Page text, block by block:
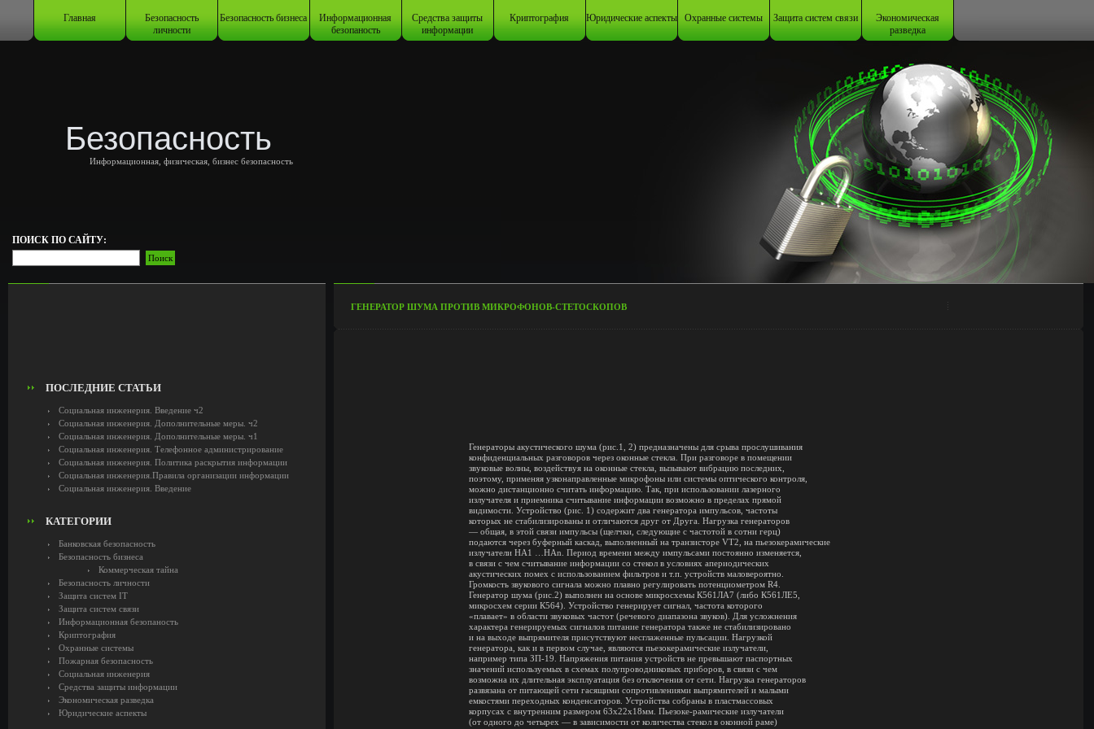
Главная Безопасность
личности
Безопасность бизнеса Информационная
безопаность
Средства защиты
информации
Криптография Юридические аспекты Охранные системы Защита систем связи Экономическая
разведка
Безопасность
Информационная, физическая, бизнес безопасность
ПОИСК ПО САЙТУ:
ПОСЛЕДНИЕ СТАТЬИ
Социальная инженерия. Введение ч2
Социальная инженерия. Дополнительные меры. ч2
Социальная инженерия. Дополнительные меры. ч1
Социальная инженерия. Телефонное администрирование
Социальная инженерия. Политика раскрытия информации
Социальная инженерия.Правила организации информации
Социальная инженерия. Введение
КАТЕГОРИИ
Банковская безопасность
Безопасность бизнеса
Коммерческая тайна
Безопасность личности
Защита систем IT
Защита систем связи
Информационная безопаность
Криптография
Охранные системы
Пожарная безопасность
Социальная инженерия
Средства защиты информации
Экономическая разведка
Юридические аспекты
ГЕНЕРАТОР ШУМА ПРОТИВ МИКРОФОНОВ-СТЕТОСКОПОВ
Генераторы акустического шума (рис.1, 2) предназначены для срыва прослушивания
конфиденциальных разговоров через оконные стекла. При разговоре в помещении
звуковые волны, воздействуя на оконные стекла, вызывают вибрацию последних,
поэтому, применяя узконаправленные микрофоны или системы оптического контроля,
можно дистанционно считать информацию. Так, при использовании лазерного
излучателя и приемника считывание информации возможно в пределах прямой
видимости. Устройство (рис. 1) содержит два генератора импульсов, частоты
которых не стабилизированы и отличаются друг от Друга. Нагрузка генераторов
— общая, в этой связи импульсы (щелчки, следующие с частотой в сотни герц)
подаются через буферный каскад, выполненный на транзисторе VT2, на пьезокерамические
излучатели НА1 …НАn. Период времени между импульсами постоянно изменяется,
в связи с чем считывание информации со стекол в условиях апериодических
акустических помех с использованием фильтров и т.п. устройств маловероятно.
Громкость звукового сигнала можно плавно регулировать потенциометром R4.
Генератор шума (рис.2) выполнен на основе микросхемы К561ЛА7 (либо К561ЛЕ5,
микросхем серии К564). Устройство генерирует сигнал, частота которого
«плавает» в области звуковых частот (речевого диапазона звуков). Для усложнения
характера генерируемых сигналов питание генератора также не стабилизировано
и на выходе выпрямителя присутствуют несглаженные пульсации. Нагрузкой
генератора, как и в первом случае, являются пьезокерамические излучатели,
например типа ЗП-19. Напряжения питания устройств не превышают паспортных
значений используемых в схемах полупроводниковых приборов, в связи с чем
возможна их длительная эксплуатация без отключения от сети. Нагрузка генераторов
развязана от питающей сети гасящими сопротивлениями выпрямителей и малыми
емкостями переходных конденсаторов. Устройства собраны в пластмассовых
корпусах с внутренним размером 63х22х18мм. Пьезоке-рамические излучатели
(от одного до четырех — в зависимости от количества стекол в оконной раме)